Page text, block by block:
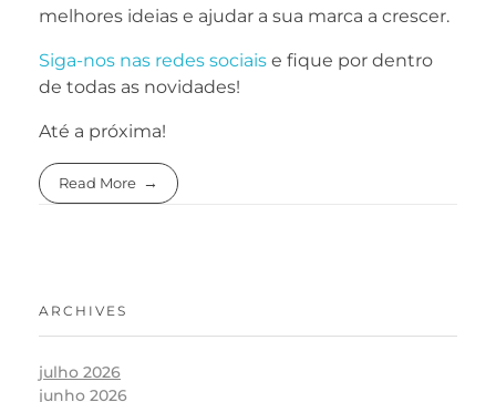
melhores ideias e ajudar a sua marca a crescer.
Siga-nos nas redes sociais e fique por dentro
de todas as novidades!
Até a próxima!
Read More
ARCHIVES
julho 2026
junho 2026